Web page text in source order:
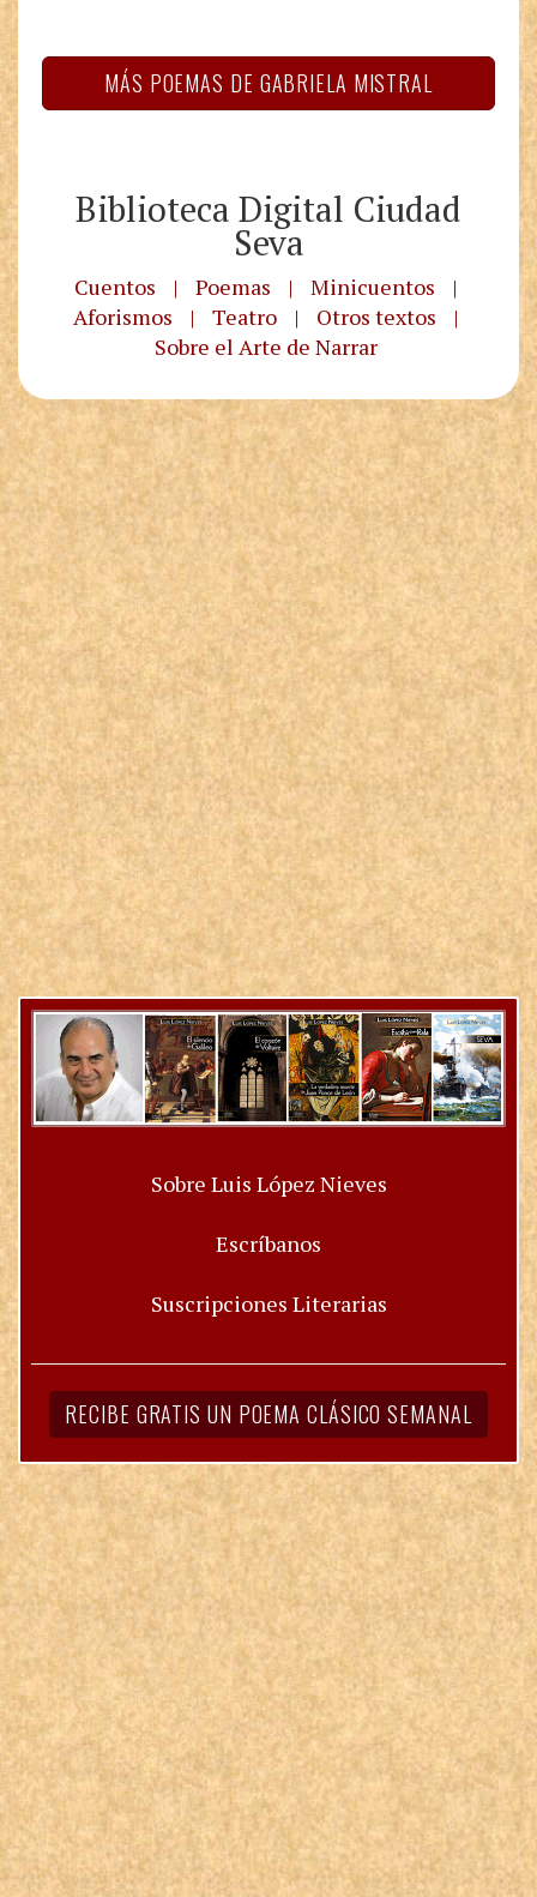
MÁS POEMAS DE GABRIELA MISTRAL
Biblioteca Digital Ciudad
Seva
Cuentos | Poemas | Minicuentos
|
Aforismos
| Teatro | Otros textos
|
Sobre el Arte de Narrar
Sobre Luis López Nieves
Escríbanos
Suscripciones Literarias
RECIBE GRATIS UN POEMA CLÁSICO SEMANAL